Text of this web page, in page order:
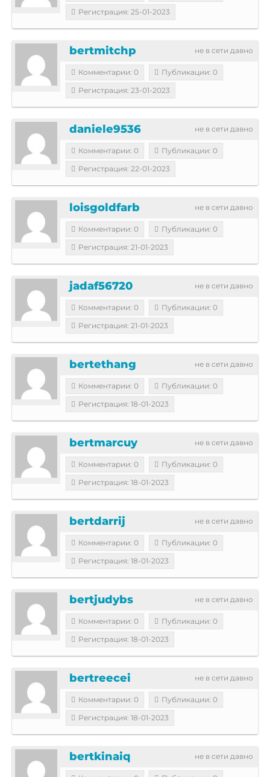
Регистрация: 25-01-2023
не в сети давно
bertmitchp
Комментарии: 0
Публикации: 0
Регистрация: 23-01-2023
не в сети давно
daniele9536
Комментарии: 0
Публикации: 0
Регистрация: 22-01-2023
не в сети давно
loisgoldfarb
Комментарии: 0
Публикации: 0
Регистрация: 21-01-2023
не в сети давно
jadaf56720
Комментарии: 0
Публикации: 0
Регистрация: 21-01-2023
не в сети давно
bertethang
Комментарии: 0
Публикации: 0
Регистрация: 18-01-2023
не в сети давно
bertmarcuy
Комментарии: 0
Публикации: 0
Регистрация: 18-01-2023
не в сети давно
bertdarrij
Комментарии: 0
Публикации: 0
Регистрация: 18-01-2023
не в сети давно
bertjudybs
Комментарии: 0
Публикации: 0
Регистрация: 18-01-2023
не в сети давно
bertreecei
Комментарии: 0
Публикации: 0
Регистрация: 18-01-2023
не в сети давно
bertkinaiq